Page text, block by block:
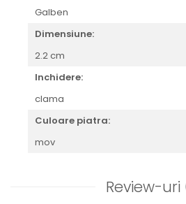
Galben
Dimensiune:
2.2 cm
Inchidere:
clama
Culoare piatra:
mov
Review-uri